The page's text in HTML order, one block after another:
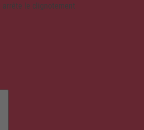
arrête le clignotement